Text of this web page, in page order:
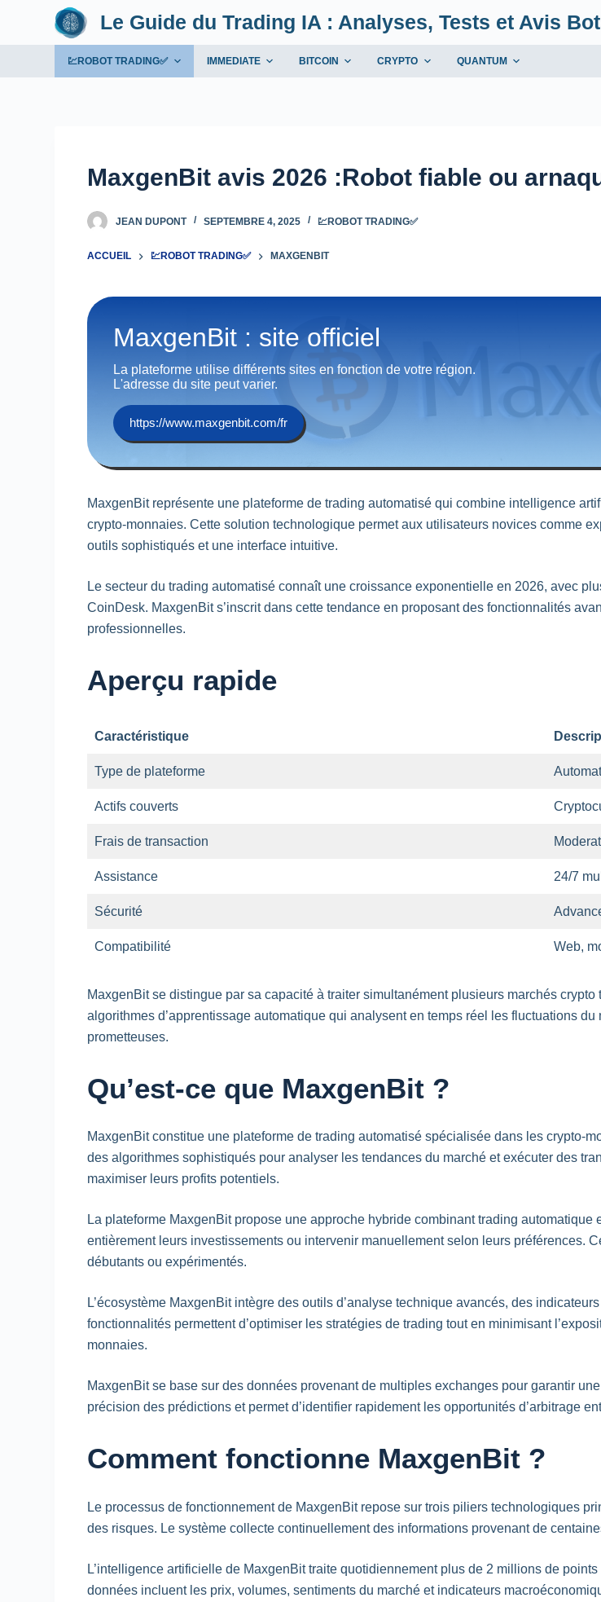
Le Guide du Trading IA : Analyses, Tests et Avis
💹ROBOT TRADING✅ IMMEDIATE BITCOIN CRYPTO QUANTUM
MaxgenBit avis 2026 :Robot fiable ou
JEAN DUPONT SEPTEMBRE 4, 2025 💹ROBOT TRADING✅
ACCUEIL 💹ROBOT TRADING✅ MAXGENBIT
MaxgenBit : site officiel
La plateforme utilise différents sites en fonction de votre région.
L'adresse du site peut varier.
https://www.maxgenbit.com/fr
MaxgenBit représente une plateforme de trading automatisé qui combine intelligence
crypto-monnaies. Cette solution technologique permet aux utilisateurs novices comme
outils sophistiqués et une interface intuitive.
Le secteur du trading automatisé connaît une croissance exponentielle en 2026, avec
CoinDesk. MaxgenBit s’inscrit dans cette tendance en proposant des fonctionnalités
professionnelles.
Aperçu rapide
Caractéristique
Type de plateforme
Actifs couverts
Frais de transaction
Assistance 24/7
Sécurité
Compatibilité Web,
MaxgenBit se distingue par sa capacité à traiter simultanément plusieurs marchés
algorithmes d’apprentissage automatique qui analysent en temps réel les fluctuations
prometteuses.
Qu’est-ce que MaxgenBit ?
MaxgenBit constitue une plateforme de trading automatisé spécialisée dans les crypto-
des algorithmes sophistiqués pour analyser les tendances du marché et exécuter des
maximiser leurs profits potentiels.
La plateforme MaxgenBit propose une approche hybride combinant trading
entièrement leurs investissements ou intervenir manuellement selon leurs préférences.
débutants ou expérimentés.
L’écosystème MaxgenBit intègre des outils d’analyse technique avancés, des
fonctionnalités permettent d’optimiser les stratégies de trading tout en minimisant
monnaies.
MaxgenBit se base sur des données provenant de multiples exchanges pour garantir
précision des prédictions et permet d’identifier rapidement les opportunités d’arbitrage
Comment fonctionne MaxgenBit ?
Le processus de fonctionnement de MaxgenBit repose sur trois piliers technologiques
des risques. Le système collecte continuellement des informations provenant de
L’intelligence artificielle de MaxgenBit traite quotidiennement plus de 2 millions de
données incluent les prix, volumes, sentiments du marché et indicateurs